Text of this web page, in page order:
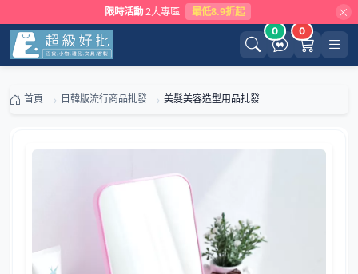
限時活動 2大專區 最低8.9折起
0 0
首頁 日韓版流行商品批發 美髮美容造型用品批發